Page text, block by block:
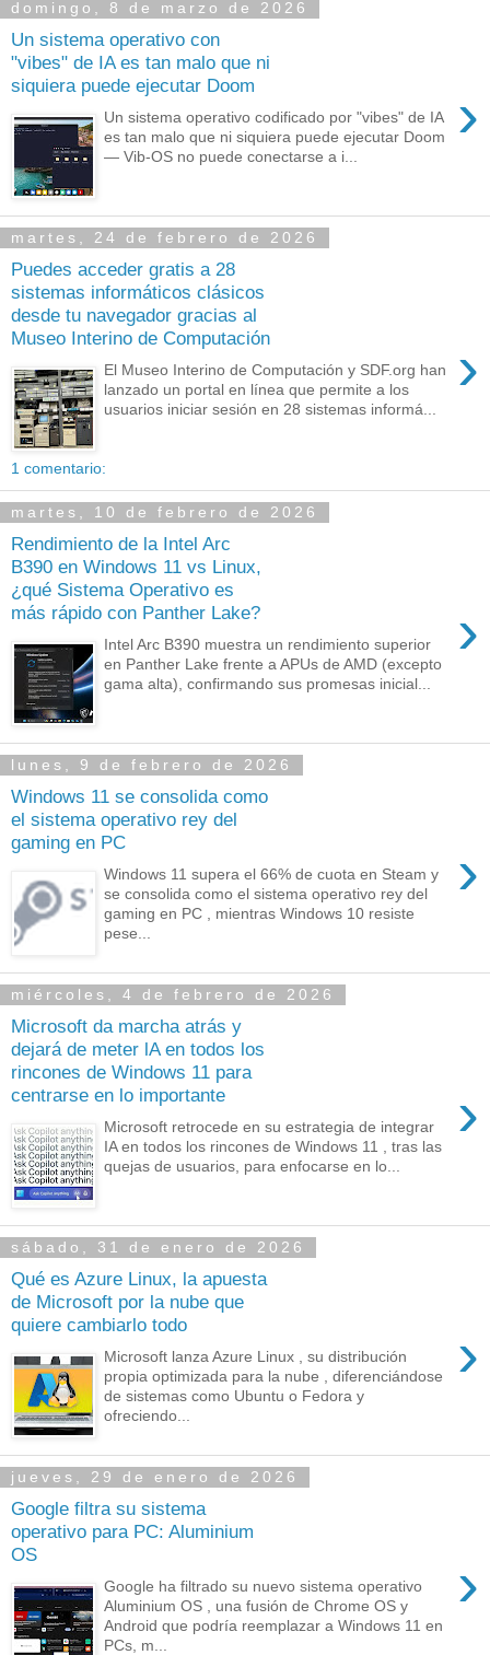
domingo, 8 de marzo de 2026
Un sistema operativo con
"vibes" de IA es tan malo que ni
siquiera puede ejecutar Doom
›
Un sistema operativo codificado por "vibes" de IA
es tan malo que ni siquiera puede ejecutar Doom
— Vib-OS no puede conectarse a i...
martes, 24 de febrero de 2026
Puedes acceder gratis a 28
sistemas informáticos clásicos
desde tu navegador gracias al
Museo Interino de Computación
›
El Museo Interino de Computación y SDF.org han
lanzado un portal en línea que permite a los
usuarios iniciar sesión en 28 sistemas informá...
1 comentario:
martes, 10 de febrero de 2026
Rendimiento de la Intel Arc
B390 en Windows 11 vs Linux,
¿qué Sistema Operativo es
más rápido con Panther Lake?
›
Intel Arc B390 muestra un rendimiento superior
en Panther Lake frente a APUs de AMD (excepto
gama alta), confirmando sus promesas inicial...
lunes, 9 de febrero de 2026
Windows 11 se consolida como
el sistema operativo rey del
gaming en PC
›
Windows 11 supera el 66% de cuota en Steam y
se consolida como el sistema operativo rey del
gaming en PC , mientras Windows 10 resiste
pese...
miércoles, 4 de febrero de 2026
Microsoft da marcha atrás y
dejará de meter lA en todos los
rincones de Windows 11 para
centrarse en lo importante
›
Microsoft retrocede en su estrategia de integrar
IA en todos los rincones de Windows 11 , tras las
quejas de usuarios, para enfocarse en lo...
sábado, 31 de enero de 2026
Qué es Azure Linux, la apuesta
de Microsoft por la nube que
quiere cambiarlo todo
›
Microsoft lanza Azure Linux , su distribución
propia optimizada para la nube , diferenciándose
de sistemas como Ubuntu o Fedora y
ofreciendo...
jueves, 29 de enero de 2026
Google filtra su sistema
operativo para PC: Aluminium
OS
›
Google ha filtrado su nuevo sistema operativo
Aluminium OS , una fusión de Chrome OS y
Android que podría reemplazar a Windows 11 en
PCs, m...